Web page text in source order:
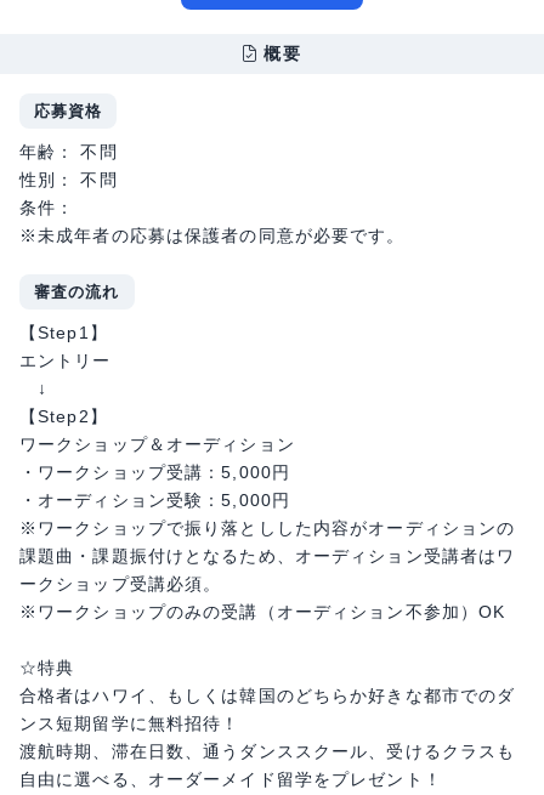
概要
応募資格
年齢： 不問
性別： 不問
条件：
※未成年者の応募は保護者の同意が必要です。
審査の流れ
【Step1】
エントリー
↓
【Step2】
ワークショップ＆オーディション
・ワークショップ受講：5,000円
・オーディション受験：5,000円
※ワークショップで振り落としした内容がオーディションの
課題曲・課題振付けとなるため、オーディション受講者はワ
ークショップ受講必須。
※ワークショップのみの受講（オーディション不参加）OK
☆特典
合格者はハワイ、もしくは韓国のどちらか好きな都市でのダ
ンス短期留学に無料招待！
渡航時期、滞在日数、通うダンススクール、受けるクラスも
自由に選べる、オーダーメイド留学をプレゼント！